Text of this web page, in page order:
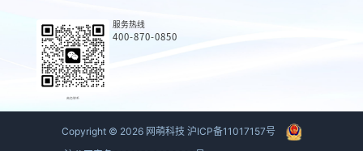
商务联系
服务热线
400-870-0850
Copyright © 2026 网萌科技 沪ICP备11017157号